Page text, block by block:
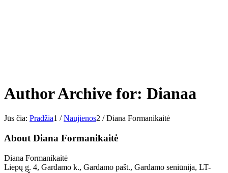
Author Archive for: Dianaa
Jūs čia: Pradžia1 / Naujienos2 / Diana Formanikaitė
About Diana Formanikaitė
Diana Formanikaitė
Liepų g. 4, Gardamo k., Gardamo pašt., Gardamo seniūnija, LT-